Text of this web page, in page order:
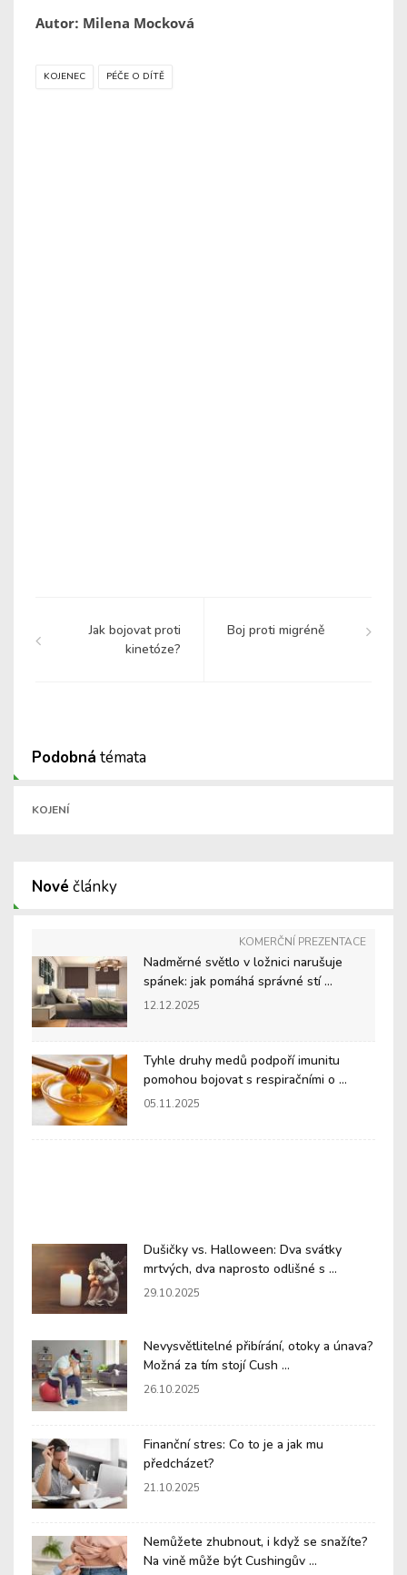
Autor: Milena Mocková
KOJENEC PÉČE O DÍTĚ
Jak bojovat proti
kinetóze?
Boj proti migréně
Podobná témata
KOJENÍ
Nové články
KOMERČNÍ PREZENTACE
Nadměrné světlo v ložnici narušuje
spánek: jak pomáhá správné stí ...
12.12.2025
Tyhle druhy medů podpoří imunitu
pomohou bojovat s respiračními o ...
05.11.2025
Dušičky vs. Halloween: Dva svátky
mrtvých, dva naprosto odlišné s ...
29.10.2025
Nevysvětlitelné přibírání, otoky a únava?
Možná za tím stojí Cush ...
26.10.2025
Finanční stres: Co to je a jak mu
předcházet?
21.10.2025
Nemůžete zhubnout, i když se snažíte?
Na vině může být Cushingův ...